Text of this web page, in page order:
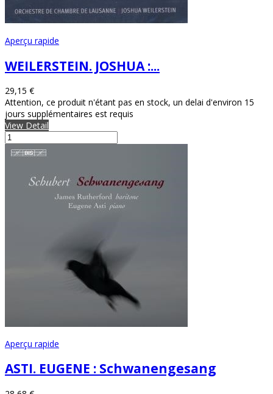
Aperçu rapide
WEILERSTEIN. JOSHUA :...
29,15 €
Attention, ce produit n'étant pas en stock, un delai d'environ 15
jours supplémentaires est requis
View Detail
Aperçu rapide
ASTI. EUGENE : Schwanengesang